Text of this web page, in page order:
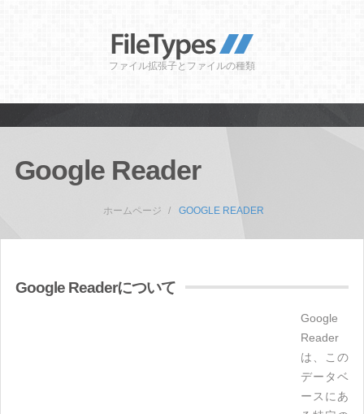
ファイル拡張子とファイルの種類
Google Reader
ホームページ GOOGLE READER
Google Readerについて
Google
Reader
は、この
データベ
ースにあ